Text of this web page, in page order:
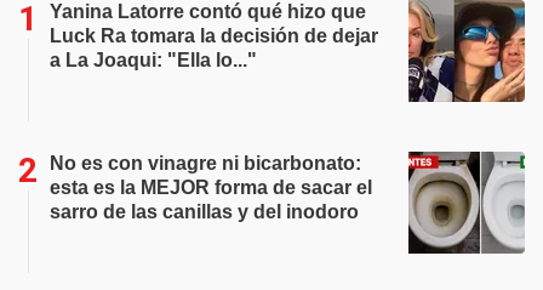
Yanina Latorre contó qué hizo que
Luck Ra tomara la decisión de dejar
a La Joaqui: "Ella lo..."
No es con vinagre ni bicarbonato:
esta es la MEJOR forma de sacar el
sarro de las canillas y del inodoro